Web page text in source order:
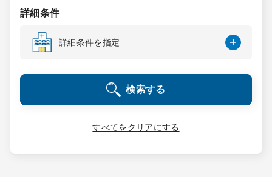
DtoDの転職・
コンサルタント
成功事例
転職ノウハウ
受付時間 9:00 ～ 18:00（平日）
詳細条件
詳細条件を指定
検索する
すべてをクリアにする